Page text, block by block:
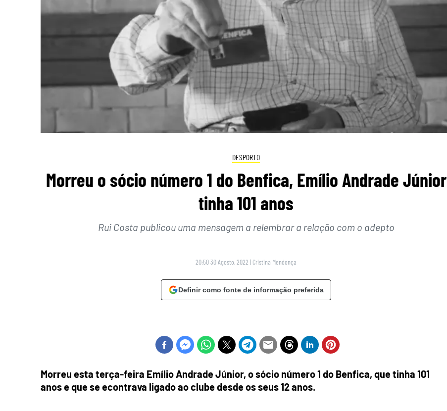
DESPORTO
Morreu o sócio número 1 do Benfica, Emílio Andrade Júnior
tinha 101 anos
Rui Costa publicou uma mensagem a relembrar a relação com o adepto
20:50 30 Agosto, 2022 | Cristina Mendonça
Definir como fonte de informação preferida
Morreu esta terça-feira Emílio Andrade Júnior, o sócio número 1 do Benfica, que tinha 101
anos e que se econtrava ligado ao clube desde os seus 12 anos.